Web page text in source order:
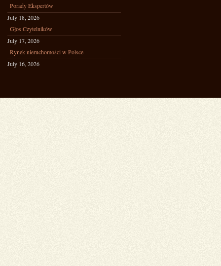
Porady Ekspertów
July 18, 2026
Głos Czytelników
July 17, 2026
Rynek nieruchomości w Polsce
July 16, 2026